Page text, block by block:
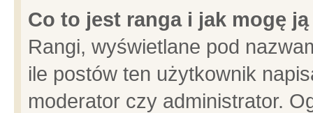
Co to jest ranga i jak mogę
Rangi, wyświetlane pod
ile postów ten użytkownik
moderator czy administrator.